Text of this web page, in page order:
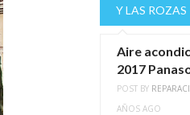
Y LAS ROZAS
Aire
2017
POST BY
AÑOS AGO